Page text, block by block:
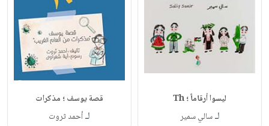
ليسوا أرقاماً ؛ Th
لـسالي سمير
قصة يوسف ؛ مذكرات
لـأحمد ثروت